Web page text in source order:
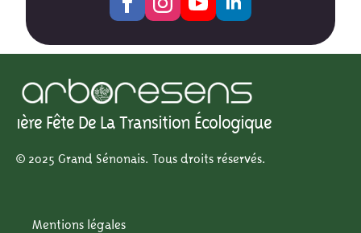
1ère Fête De La Transition Écologique
© 2025 Grand Sénonais. Tous droits réservés.
Mentions légales